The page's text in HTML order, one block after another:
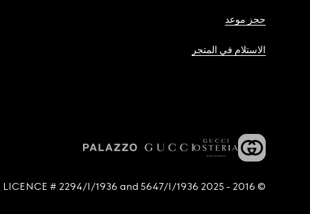
حجز موعد
الاستلام في المتجر
© 2016 - 2025 Guccio Gucci S.p.A. - All rights reserved. SIAE LICENCE # 2294/I/1936 and 5647/I/1936